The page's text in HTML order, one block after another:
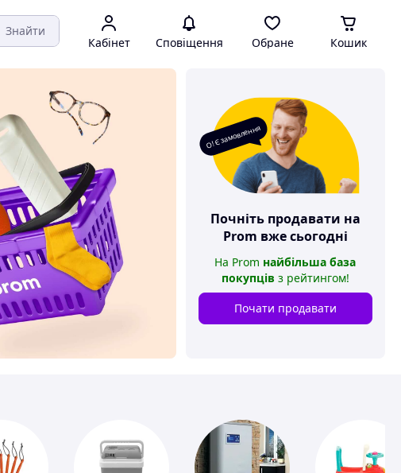
Знайти
Кабінет Сповіщення Обране Кошик
О! Є замовлення
Почніть продавати на
Prom вже сьогодні
На Prom найбільша база
покупців з рейтингом!
Почати продавати